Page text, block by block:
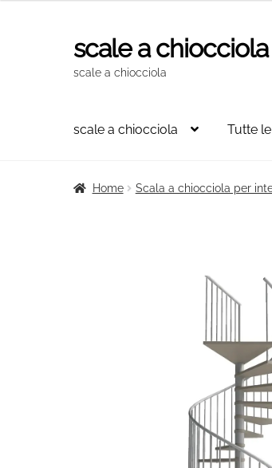
Vai
alla
Vai
al
scale a chiocciola
scale a chiocciola
scale a chiocciola Tutte
Home Scala a chiocciola per
2.118,00€.